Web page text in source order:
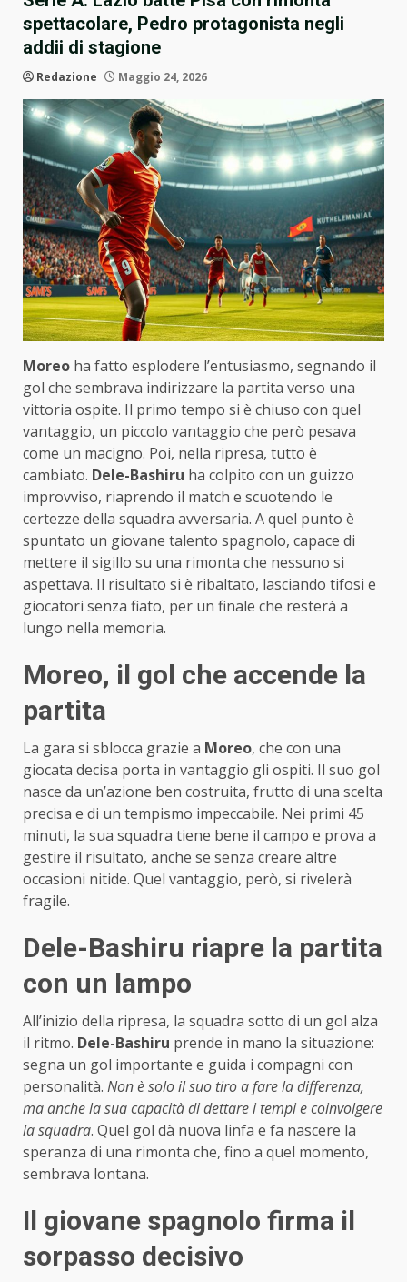
spettacolare, Pedro protagonista negli
addii di stagione
Redazione Maggio 24, 2026
Moreo ha fatto esplodere l’entusiasmo, segnando il
gol che sembrava indirizzare la partita verso una
vittoria ospite. Il primo tempo si è chiuso con quel
vantaggio, un piccolo vantaggio che però pesava
come un macigno. Poi, nella ripresa, tutto è
cambiato. Dele-Bashiru ha colpito con un guizzo
improvviso, riaprendo il match e scuotendo le
certezze della squadra avversaria. A quel punto è
spuntato un giovane talento spagnolo, capace di
mettere il sigillo su una rimonta che nessuno si
aspettava. Il risultato si è ribaltato, lasciando tifosi e
giocatori senza fiato, per un finale che resterà a
lungo nella memoria.
Moreo, il gol che accende la
partita
La gara si sblocca grazie a Moreo, che con una
giocata decisa porta in vantaggio gli ospiti. Il suo gol
nasce da un’azione ben costruita, frutto di una scelta
precisa e di un tempismo impeccabile. Nei primi 45
minuti, la sua squadra tiene bene il campo e prova a
gestire il risultato, anche se senza creare altre
occasioni nitide. Quel vantaggio, però, si rivelerà
fragile.
Dele-Bashiru riapre la partita
con un lampo
All’inizio della ripresa, la squadra sotto di un gol alza
il ritmo. Dele-Bashiru prende in mano la situazione:
segna un gol importante e guida i compagni con
personalità. Non è solo il suo tiro a fare la differenza,
ma anche la sua capacità di dettare i tempi e coinvolgere
la squadra. Quel gol dà nuova linfa e fa nascere la
speranza di una rimonta che, fino a quel momento,
sembrava lontana.
Il giovane spagnolo firma il
sorpasso decisivo